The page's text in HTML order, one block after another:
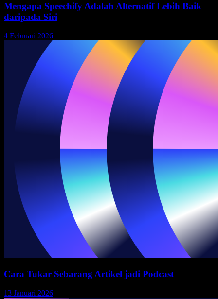
Mengapa Speechify Adalah Alternatif Lebih Baik
daripada Siri
4 Februari 2026
Cara Tukar Sebarang Artikel jadi Podcast
13 Januari 2026